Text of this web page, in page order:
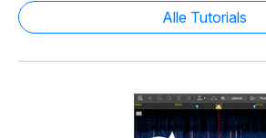
Alle Tutorials